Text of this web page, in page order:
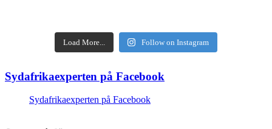
Load More... Follow on Instagram
Sydafrikaexperten på Facebook
Sydafrikaexperten på Facebook